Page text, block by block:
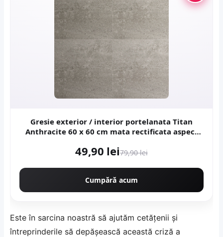
Gresie exterior / interior portelanata Titan
Anthracite 60 x 60 cm mata rectificata aspect
49,90 lei79,90 lei
Cumpără acum
Este în sarcina noastră să ajutăm cetățenii și
întreprinderile să depășească această criză a